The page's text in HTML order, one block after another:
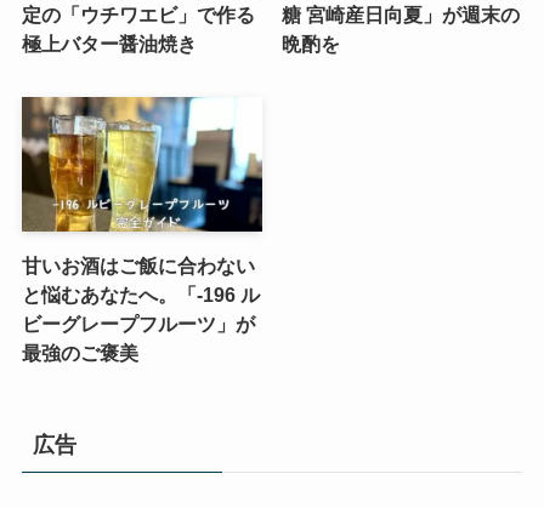
定の「ウチワエビ」で作る
極上バター醤油焼き
糖 宮崎産日向夏」が週末の
晩酌を
甘いお酒はご飯に合わない
と悩むあなたへ。「-196 ル
ビーグレープフルーツ」が
最強のご褒美
広告